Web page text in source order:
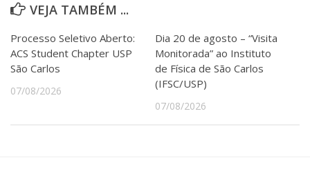
VEJA TAMBÉM ...
Processo Seletivo Aberto:
ACS Student Chapter USP
São Carlos
07/08/2026
Dia 20 de agosto – “Visita
Monitorada” ao Instituto
de Física de São Carlos
(IFSC/USP)
07/08/2026